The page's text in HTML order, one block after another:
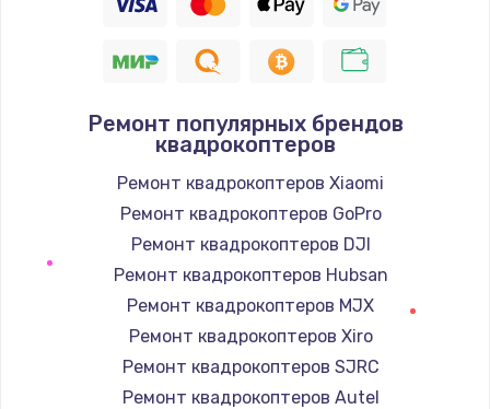
1400 руб.
Замена / ремонт электронного модуля
Заказать
Заказать
Ремонт популярных брендов
квадрокоптеров
Ремонт квадрокоптеров Xiaomi
Ремонт квадрокоптеров GoPro
Ремонт квадрокоптеров DJI
Ремонт квадрокоптеров Hubsan
Ремонт квадрокоптеров MJX
Ремонт квадрокоптеров Xiro
Ремонт квадрокоптеров SJRC
Ремонт квадрокоптеров Autel